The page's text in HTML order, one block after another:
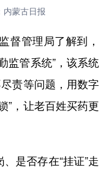
评
线 教育
子 体育
康 军事
政务
化 数字经济
内蒙古日报
管理局了解到，
监管系统”，该系统
责等问题，用数字
”，让老百姓买药更
是否存在“挂证”走